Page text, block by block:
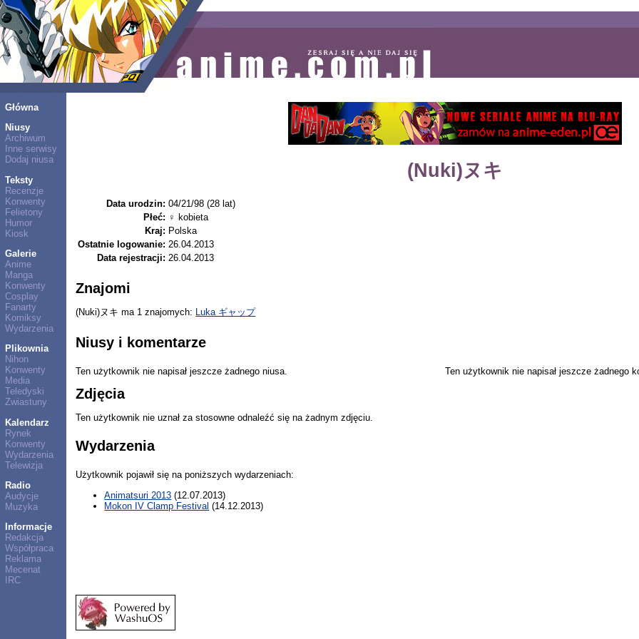
Główna
Niusy
Archiwum
Inne serwisy
Dodaj niusa
Teksty
Recenzje
Konwenty
Felietony
Humor
Kiosk
Galerie
Anime
Manga
Konwenty
Cosplay
Fanarty
Komiksy
Wydarzenia
Plikownia
Nihon
Konwenty
Media
Teledyski
Zwiastuny
Kalendarz
Rynek
Konwenty
Wydarzenia
Telewizja
Radio
Audycje
Muzyka
Informacje
Redakcja
Współpraca
Reklama
Mecenat
IRC
(Nuki)ヌキ
Data urodzin: 04/21/98 (28 lat)
Płeć: ♀ kobieta
Kraj: Polska
Ostatnie logowanie: 26.04.2013
Data rejestracji: 26.04.2013
Znajomi
(Nuki)ヌキ ma 1 znajomych: Luka ギャップ
Niusy i komentarze
Ten użytkownik nie napisał jeszcze żadnego niusa. Ten użytkownik nie napisał jeszcze żadnego
Zdjęcia
Ten użytkownik nie uznał za stosowne odnaleźć się na żadnym zdjęciu.
Wydarzenia
Użytkownik pojawił się na poniższych wydarzeniach:
Animatsuri 2013 (12.07.2013)
Mokon IV Clamp Festival (14.12.2013)